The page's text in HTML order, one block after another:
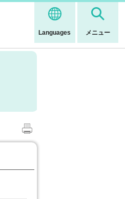
Languages メニュー